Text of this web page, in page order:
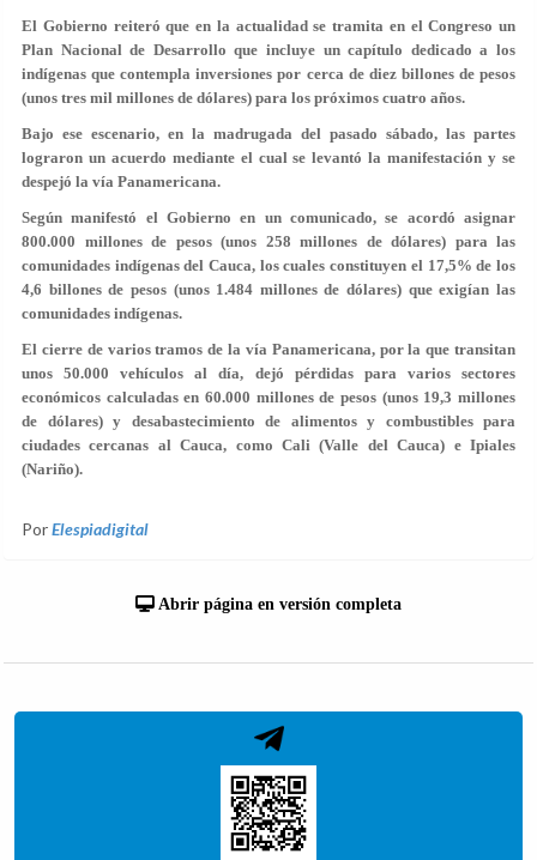
El Gobierno reiteró que en la actualidad se tramita en el Congreso un
Plan Nacional de Desarrollo que incluye un capítulo dedicado a los
indígenas que contempla inversiones por cerca de diez billones de pesos
(unos tres mil millones de dólares) para los próximos cuatro años.
Bajo ese escenario, en la madrugada del pasado sábado, las partes
lograron un acuerdo mediante el cual se levantó la manifestación y se
despejó la vía Panamericana.
Según manifestó el Gobierno en un comunicado, se acordó asignar
800.000 millones de pesos (unos 258 millones de dólares) para las
comunidades indígenas del Cauca, los cuales constituyen el 17,5% de los
4,6 billones de pesos (unos 1.484 millones de dólares) que exigían las
comunidades indígenas.
El cierre de varios tramos de la vía Panamericana, por la que transitan
unos 50.000 vehículos al día, dejó pérdidas para varios sectores
económicos calculadas en 60.000 millones de pesos (unos 19,3 millones
de dólares) y desabastecimiento de alimentos y combustibles para
ciudades cercanas al Cauca, como Cali (Valle del Cauca) e Ipiales
(Nariño).
PorElespiadigital
Abrir página en versión completa